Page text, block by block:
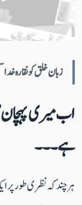
زبان خلق کو نقارہ خدا
اب میری پہچان
ہے۔۔۔
ہر چند کہ نظری طور پر